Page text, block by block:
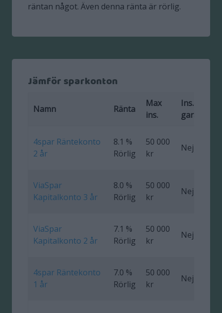
räntan något. Även denna ränta är rörlig.
Jämför sparkonton
Namn Ränta
Max
ins.
Ins.
garanti
4spar Räntekonto
2 år
8.1 %
Rörlig
50 000
kr
Nej
ViaSpar
Kapitalkonto 3 år
8.0 %
Rörlig
50 000
kr
Nej
ViaSpar
Kapitalkonto 2 år
7.1 %
Rörlig
50 000
kr
Nej
4spar Räntekonto
1 år
7.0 %
Rörlig
50 000
kr
Nej